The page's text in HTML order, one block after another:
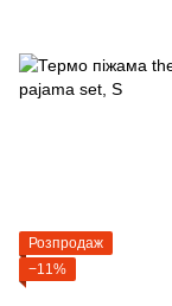
Розпродаж
−11%